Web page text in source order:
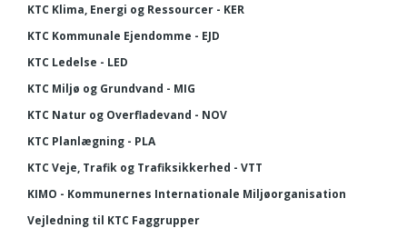
KTC Klima, Energi og Ressourcer - KER
KTC Kommunale Ejendomme - EJD
KTC Ledelse - LED
KTC Miljø og Grundvand - MIG
KTC Natur og Overfladevand - NOV
KTC Planlægning - PLA
KTC Veje, Trafik og Trafiksikkerhed - VTT
KIMO - Kommunernes Internationale Miljøorganisation
Vejledning til KTC Faggrupper